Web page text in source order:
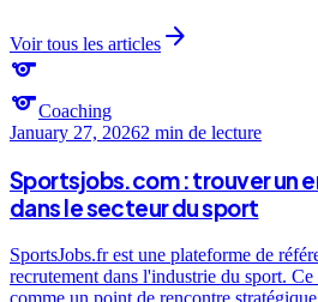
Voir tous les articles arrow_forward
sports
sportsCoaching
January 27, 20262 min de lecture
Sportsjobs.com : trouver un
dans le secteur du sport
SportsJobs.fr est une plateforme de
recrutement dans l'industrie du sport.
comme un point de rencontre